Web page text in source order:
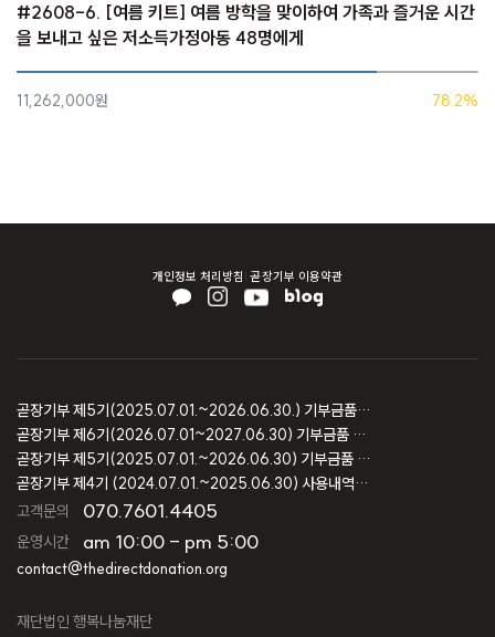
#2608-6. [여름 키트] 여름 방학을 맞이하여 가족과 즐거운 시간
을 보내고 싶은 저소득가정아동 48명에게
11,262,000원 78.2%
개인정보 처리방침 곧장기부 이용약관
고객문의 070.7601.4405
운영시간 am 10:00 - pm 5:00
contact@thedirectdonation.org
재단법인 행복나눔재단
곧장기부 제5기(2025.07.01.~2026.06.30.) 기부금품 모집결과 보고
곧장기부 제6기(2026.07.01~2027.06.30) 기부금품 모집등록 보고
곧장기부 제5기(2025.07.01.~2026.06.30) 기부금품 모집등록 보고
곧장기부 제4기 (2024.07.01.~2025.06.30) 사용내역 및 회계감사 보고